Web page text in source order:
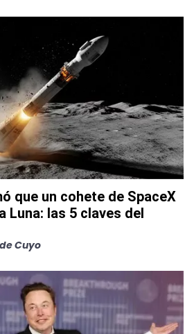
que un cohete de SpaceX
Luna: las 5 claves del
Cuyo